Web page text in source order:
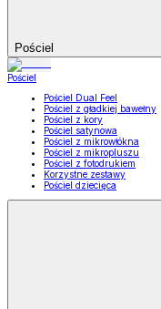
Pościel
Pościel
Pościel Dual Feel
Pościel z gładkiej bawełny
Pościel z kory
Pościel satynowa
Pościel z mikrowłókna
Pościel z mikropluszu
Pościel z fotodrukiem
Korzystne zestawy
Pościel dziecięca